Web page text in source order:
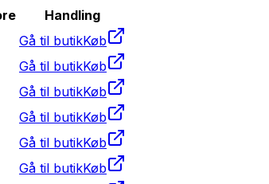
Handling
Gå til butikKøb
Gå til butikKøb
Gå til butikKøb
Gå til butikKøb
Gå til butikKøb
Gå til butikKøb